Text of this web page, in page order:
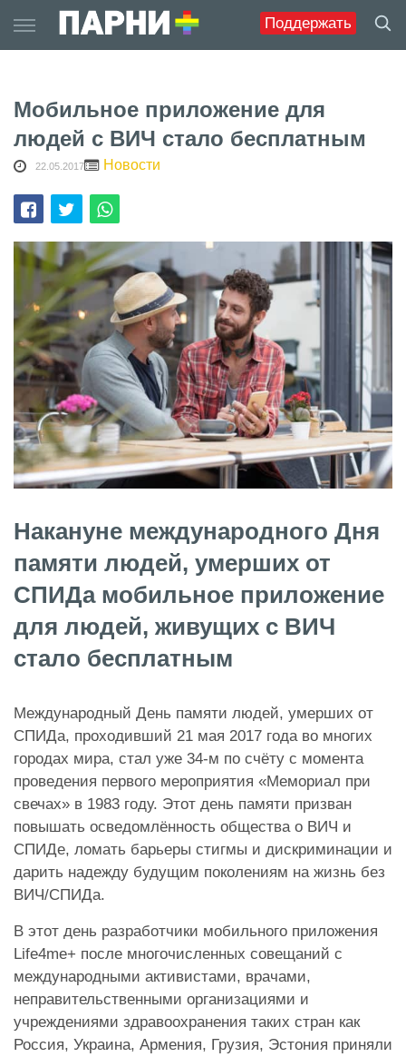
Поддержать
to
content
Мобильное приложение для
людей с ВИЧ стало бесплатным
22.05.2017 Новости
Накануне международного Дня
памяти людей, умерших от
СПИДа мобильное приложение
для людей, живущих с ВИЧ
стало бесплатным
Международный День памяти людей, умерших от
СПИДа, проходивший 21 мая 2017 года во многих
городах мира, стал уже 34-м по счёту с момента
проведения первого мероприятия «Мемориал при
свечах» в 1983 году. Этот день памяти призван
повышать осведомлённость общества о ВИЧ и
СПИДе, ломать барьеры стигмы и дискриминации и
дарить надежду будущим поколениям на жизнь без
ВИЧ/СПИДа.
В этот день разработчики мобильного приложения
Life4me+ после многочисленных совещаний с
международными активистами, врачами,
неправительственными организациями и
учреждениями здравоохранения таких стран как
Россия, Украина, Армения, Грузия, Эстония приняли